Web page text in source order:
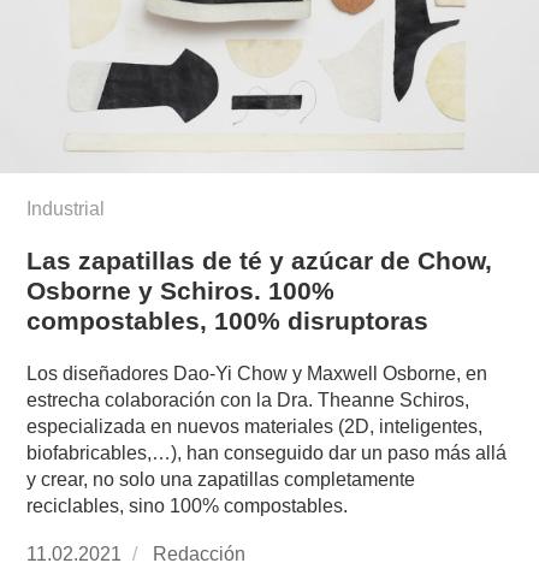
Industrial
Las zapatillas de té y azúcar de Chow,
Osborne y Schiros. 100%
compostables, 100% disruptoras
Los diseñadores Dao-Yi Chow y Maxwell Osborne, en
estrecha colaboración con la Dra. Theanne Schiros,
especializada en nuevos materiales (2D, inteligentes,
biofabricables,…), han conseguido dar un paso más allá
y crear, no solo una zapatillas completamente
reciclables, sino 100% compostables.
Publicado
11.02.2021 https://www.experimenta.es/author/redaccion/
Redacción